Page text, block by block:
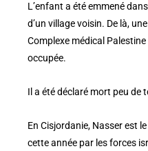
L’enfant a été emmené
d’un village voisin. De là,
Complexe médical
occupée.
Il a été déclaré mort peu de
En Cisjordanie, Nasser est
cette année par les forces